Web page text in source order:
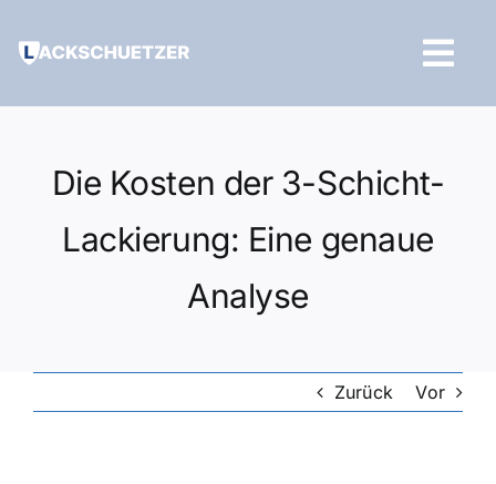
Inhalt
Die Kosten der 3-Schicht-
Lackierung: Eine genaue
Analyse
Zurück Vor